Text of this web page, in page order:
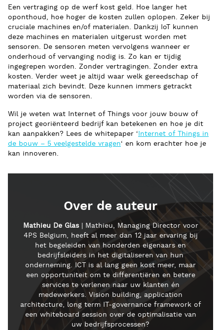
Een vertraging op de werf kost geld. Hoe langer het
oponthoud, hoe hoger de kosten zullen oplopen. Zeker bij
cruciale machines en/of materialen. Dankzij IoT kunnen
deze machines en materialen uitgerust worden met
sensoren. De sensoren meten vervolgens wanneer er
onderhoud of vervanging nodig is. Zo kan er tijdig
ingegrepen worden. Zonder vertragingen. Zonder extra
kosten. Verder weet je altijd waar welk gereedschap of
materiaal zich bevindt. Deze kunnen immers getrackt
worden via de sensoren.
Wil je weten wat Internet of Things voor jouw bouw of
project georiënteerd bedrijf kan betekenen en hoe je dit
kan aanpakken? Lees de whitepaper ‘Internet of Things in
de bouw – 5 veelgestelde vragen‘ en kom erachter hoe je
kan innoveren.
Over de auteur
Mathieu De Glas| Mathieu, Managing Director voor
4PS Belgium, heeft al meer dan 12 jaar ervaring bij
het begeleiden van honderden eigenaars en
bedrijfsleiders in het digitaliseren van hun
onderneming. ICT is al lang geen kost meer, maar
een opportuniteit om te differentiëren en betere
services te verlenen naar uw klanten én
medewerkers. Vision building, application
architecture, long term IT-governance framework of
een whiteboard session over de optimalisatie van
uw bedrijfsprocessen?